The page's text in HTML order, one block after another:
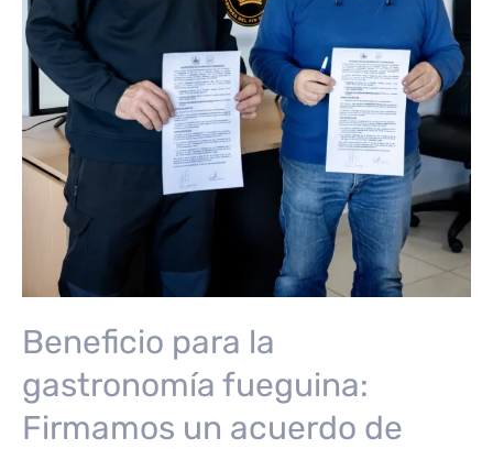
Beneficio para la
gastronomía fueguina:
Firmamos un acuerdo de